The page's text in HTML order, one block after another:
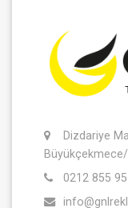
Dizdariye
0212 855